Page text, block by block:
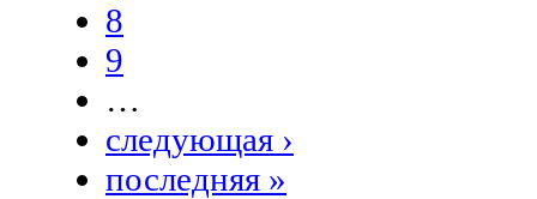
8
9
…
следующая ›
последняя »